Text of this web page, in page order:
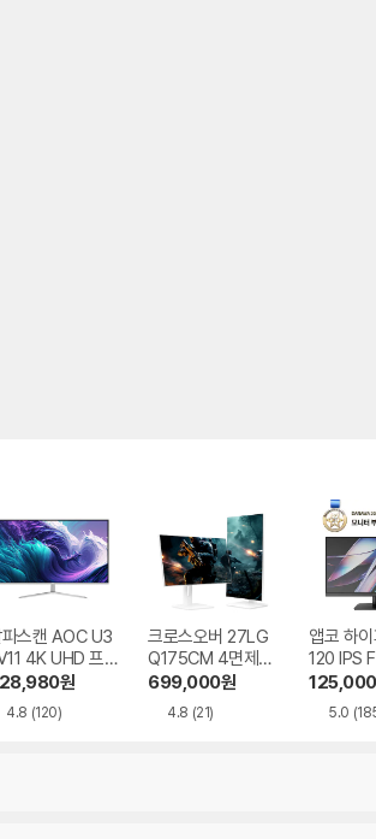
스캔 AOC U3
4K UHD 프리
HDR 시력보호
결점
원
4.8 (120)
크로스오버 27LG
Q175CM 4면제로
QHD iPS TYPE-C
Ai 화이트 멀티스탠
699,000원
4.8 (21)
앱코 하
120 IPS
HDR 무
125,000
5.0